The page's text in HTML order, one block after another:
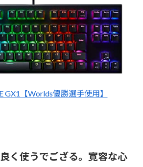
GX1【Worlds優勝選手使用】
く使うでござる。寛容な心